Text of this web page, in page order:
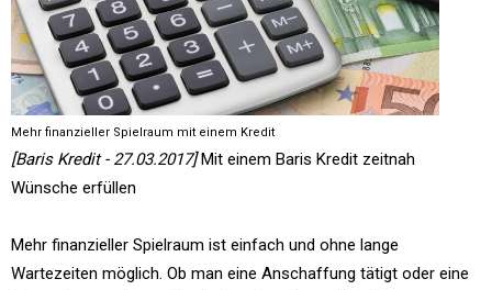
Mehr finanzieller Spielraum mit einem Kredit
[Baris Kredit - 27.03.2017]Mit einem Baris Kredit zeitnah
Wünsche erfüllen
Mehr finanzieller Spielraum ist einfach und ohne lange
Wartezeiten möglich. Ob man eine Anschaffung tätigt oder eine